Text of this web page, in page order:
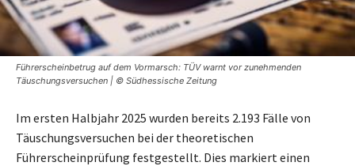
Führerscheinbetrug auf dem Vormarsch: TÜV warnt vor zunehmenden
Täuschungsversuchen | © Südhessische Zeitung
Im ersten Halbjahr 2025 wurden bereits 2.193 Fälle von
Täuschungsversuchen bei der theoretischen
Führerscheinprüfung festgestellt. Dies markiert einen